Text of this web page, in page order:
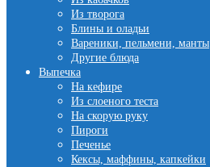
Из творога
Блины и оладьи
Вареники, пельмени, манты
Другие блюда
Выпечка
На кефире
Из слоеного теста
На скорую руку
Пироги
Печенье
Кексы, маффины, капкейки